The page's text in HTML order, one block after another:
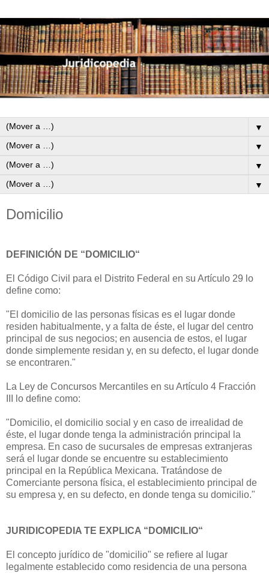
▼
▼
▼
▼
Domicilio
DEFINICIÓN DE “DOMICILIO“
El Código Civil para el Distrito Federal en su Artículo 29 lo
define como:
"El domicilio de las personas físicas es el lugar donde
residen habitualmente, y a falta de éste, el lugar del centro
principal de sus negocios; en ausencia de estos, el lugar
donde simplemente residan y, en su defecto, el lugar donde
se encontraren."
La Ley de Concursos Mercantiles en su Artículo 4 Fracción
III lo define como:
"Domicilio, el domicilio social y en caso de irrealidad de
éste, el lugar donde tenga la administración principal la
empresa. En caso de sucursales de empresas extranjeras
será el lugar donde se encuentre su establecimiento
principal en la República Mexicana. Tratándose de
Comerciante persona física, el establecimiento principal de
su empresa y, en su defecto, en donde tenga su domicilio."
JURIDICOPEDIA TE EXPLICA “DOMICILIO“
El concepto jurídico de "domicilio" se refiere al lugar
legalmente establecido como residencia de una persona